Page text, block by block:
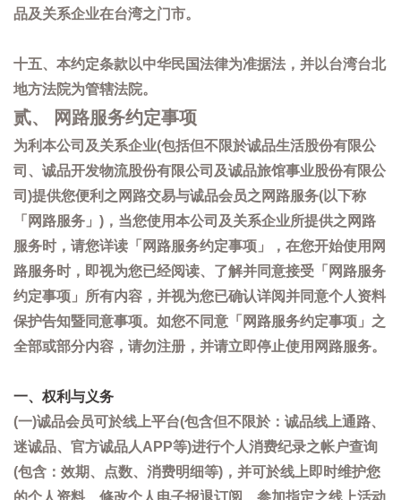
品及关系企业在台湾之门市。
十五、本约定条款以中华民国法律为准据法，并以台湾台北
地方法院为管辖法院。
贰、 网路服务约定事项
为利本公司及关系企业(包括但不限於诚品生活股份有限公
司、诚品开发物流股份有限公司及诚品旅馆事业股份有限公
司)提供您便利之网路交易与诚品会员之网路服务(以下称
「网路服务」)，当您使用本公司及关系企业所提供之网路
服务时，请您详读「网路服务约定事项」，在您开始使用网
路服务时，即视为您已经阅读、了解并同意接受「网路服务
约定事项」所有内容，并视为您已确认详阅并同意个人资料
保护告知暨同意事项。如您不同意「网路服务约定事项」之
全部或部分内容，请勿注册，并请立即停止使用网路服务。
一、权利与义务
(一)诚品会员可於线上平台(包含但不限於：诚品线上通路、
迷诚品、官方诚品人APP等)进行个人消费纪录之帐户查询
(包含：效期、点数、消费明细等)，并可於线上即时维护您
的个人资料、修改个人电子报退订阅、参加指定之线上活动